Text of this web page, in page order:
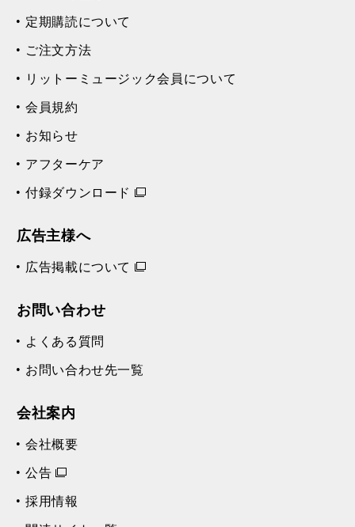
定期購読について
ご注文方法
リットーミュージック会員について
会員規約
お知らせ
アフターケア
付録ダウンロード
広告主様へ
広告掲載について
お問い合わせ
よくある質問
お問い合わせ先一覧
会社案内
会社概要
公告
採用情報